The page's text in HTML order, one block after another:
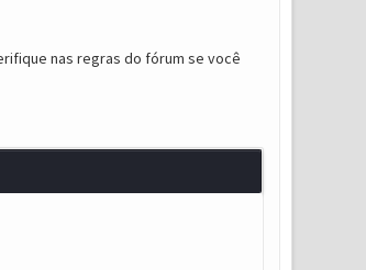
nas regras do fórum se você